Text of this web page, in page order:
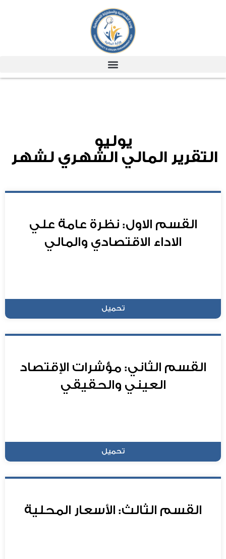
يوليو
التقرير المالي الشهري لشهر
القسم الاول: نظرة عامة علي
الاداء الاقتصادي والمالي
تحميل
القسم الثاني: مؤشرات الإقتصاد
العيني والحقيقي
تحميل
القسم الثالث: الأسعار المحلية